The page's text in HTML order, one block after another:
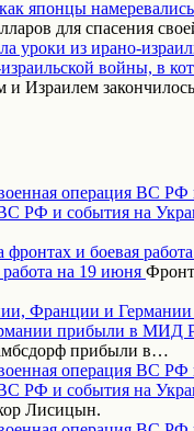
для спасения
уроки из ирано-
и Израилем
операция ВС
фронтах и боевая
Франции и
прибыли в…
операция ВС
Лисицын.